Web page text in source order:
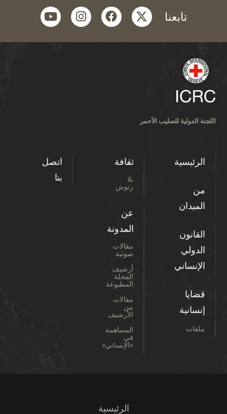
تابعنا twitter
facebook
instagram
youtube
اللجنة الدولية للصليب الأحمر
الرئيسية
من
الميدان
القانون
الدولي
الإنساني
قضايا
إنسانية
ملفات
ثقافة
بلا
رتوش
عن
المدونة
مقالات
صوتية
أرشيف
المجلة
المطبوعة
مقالات
من
الأرشيف
المساهمة
في
«الإنساني»
اتصل
بنا
الرئيسية